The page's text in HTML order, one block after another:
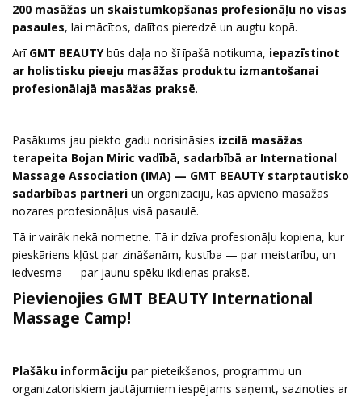
200 masāžas un skaistumkopšanas profesionāļu no visas
pasaules, lai mācītos, dalītos pieredzē un augtu kopā.
Arī GMT BEAUTYbūs daļa no šī īpašā notikuma, iepazīstinot
ar holistisku pieeju masāžas produktu izmantošanai
profesionālajā masāžas praksē.
Pasākums jau piekto gadu norisināsies izcilā masāžas
terapeita Bojan Miric vadībā, sadarbībā ar International
Massage Association (IMA) — GMT BEAUTY starptautisko
sadarbības partneri un organizāciju, kas apvieno masāžas
nozares profesionāļus visā pasaulē.
Tā ir vairāk nekā nometne. Tā ir dzīva profesionāļu kopiena, kur
pieskāriens kļūst par zināšanām, kustība — par meistarību, un
iedvesma — par jaunu spēku ikdienas praksē.
Pievienojies GMT BEAUTY International
Massage Camp!
Plašāku informāciju par pieteikšanos, programmu un
organizatoriskiem jautājumiem iespējams saņemt, sazinoties ar